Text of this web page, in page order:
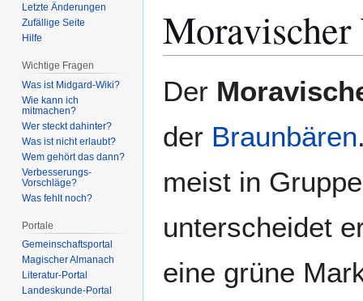
Moravischer
Navigation
Suche
Der
der Braunbären
meist in
unterscheidet
eine grüne
Letzte Änderungen
Zufällige Seite
Hilfe
Wichtige Fragen
Was ist Midgard-Wiki?
Wie kann ich
mitmachen?
Wer steckt dahinter?
Was ist nicht erlaubt?
Wem gehört das dann?
Verbesserungs-
Vorschläge?
Was fehlt noch?
Portale
Gemeinschafts­portal
Magischer Almanach
Literatur-Portal
Landeskunde-Portal